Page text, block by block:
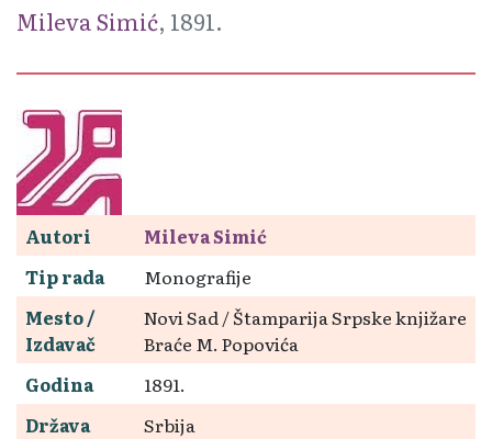
Mileva Simić, 1891.
Autori
Mileva Simić
Tip rada
Monografije
Mesto /
Izdavač
Novi Sad / Štamparija Srpske knjižare
Braće M. Popovića
Godina
1891.
Država
Srbija